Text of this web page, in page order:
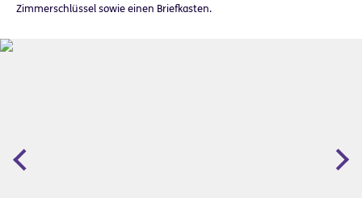
Zimmerschlüssel sowie einen Briefkasten.
Zurück